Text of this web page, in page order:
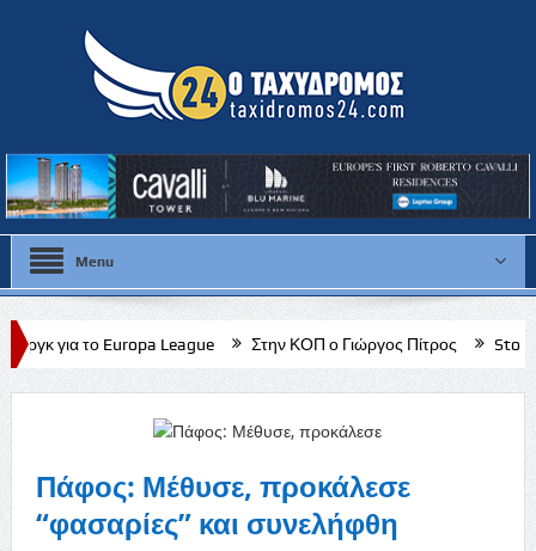
Menu
League Στην ΚΟΠ ο Γιώργος Πίτρος Stoiximan: Πληθώρα
Πάφος: Μέθυσε, προκάλεσε
“φασαρίες” και συνελήφθη